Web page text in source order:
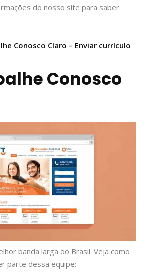
do nosso site para saber
Conosco Claro – Enviar currículo
Conosco
banda larga do Brasil. Veja como
parte dessa equipe: